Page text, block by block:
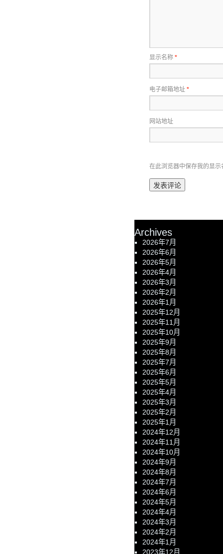
显示名称 *
电子邮箱地址 *
网站地址
在此浏览器中保存我的显
Archives
2026年7月
2026年6月
2026年5月
2026年4月
2026年3月
2026年2月
2026年1月
2025年12月
2025年11月
2025年10月
2025年9月
2025年8月
2025年7月
2025年6月
2025年5月
2025年4月
2025年3月
2025年2月
2025年1月
2024年12月
2024年11月
2024年10月
2024年9月
2024年8月
2024年7月
2024年6月
2024年5月
2024年4月
2024年3月
2024年2月
2024年1月
2023年12月